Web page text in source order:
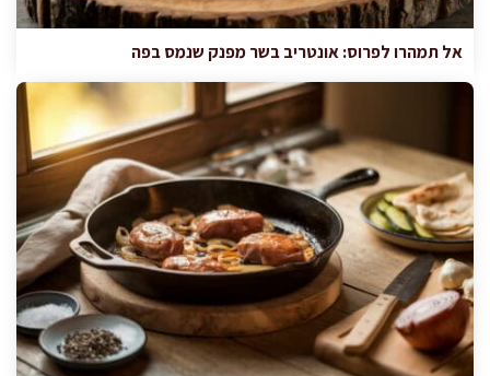
אל תמהרו לפרוס: אונטריב בשר מפנק שנמס בפה